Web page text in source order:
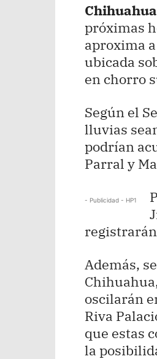
próximas
aproxima
ubicada
en chorro
Según el
lluvias
podrían
Parral y
- Publicidad - HP1
Además,
oscilarán
Riva
que estas
la